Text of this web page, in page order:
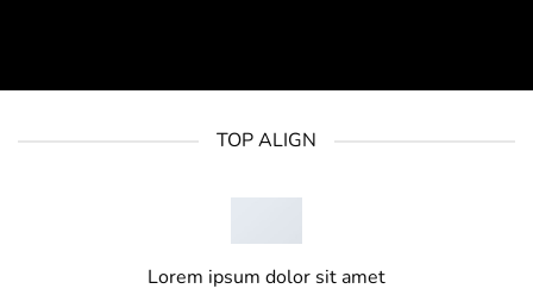
TOP ALIGN
Lorem ipsum dolor sit amet